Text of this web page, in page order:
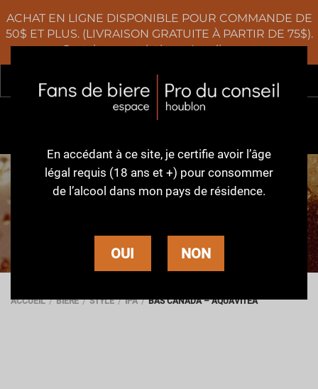
ACHAT EN LIGNE DISPONIBLE POUR COMMANDE DE
50$ ET PLUS. (LIVRAISON GRATUITE À PARTIR DE 75$).
Certaines restrictions s'appliquent
0
ACCUEIL BIÈRE STYLE IPA BAS CANADA – AQUAVITEA
En accédant à ce site, je certifie avoir l’âge
légal requis (18 ans et +) pour consommer
de l’alcool dans mon pays de résidence.
OUI NON